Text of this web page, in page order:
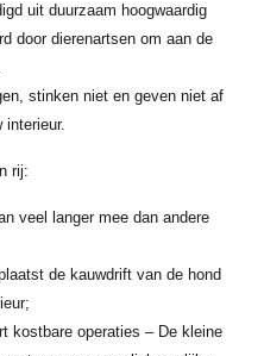
uit duurzaam hoogwaardig
door dierenartsen om aan de
stinken niet en geven niet af
interieur.
rij:
veel langer mee dan andere
de kauwdrift van de hond
kostbare operaties – De kleine